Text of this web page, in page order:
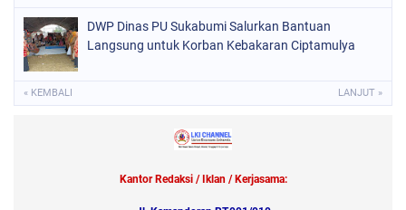
DWP Dinas PU Sukabumi Salurkan Bantuan
Langsung untuk Korban Kebakaran Ciptamulya
« KEMBALI LANJUT »
Kantor Redaksi / Iklan / Kerjasama: